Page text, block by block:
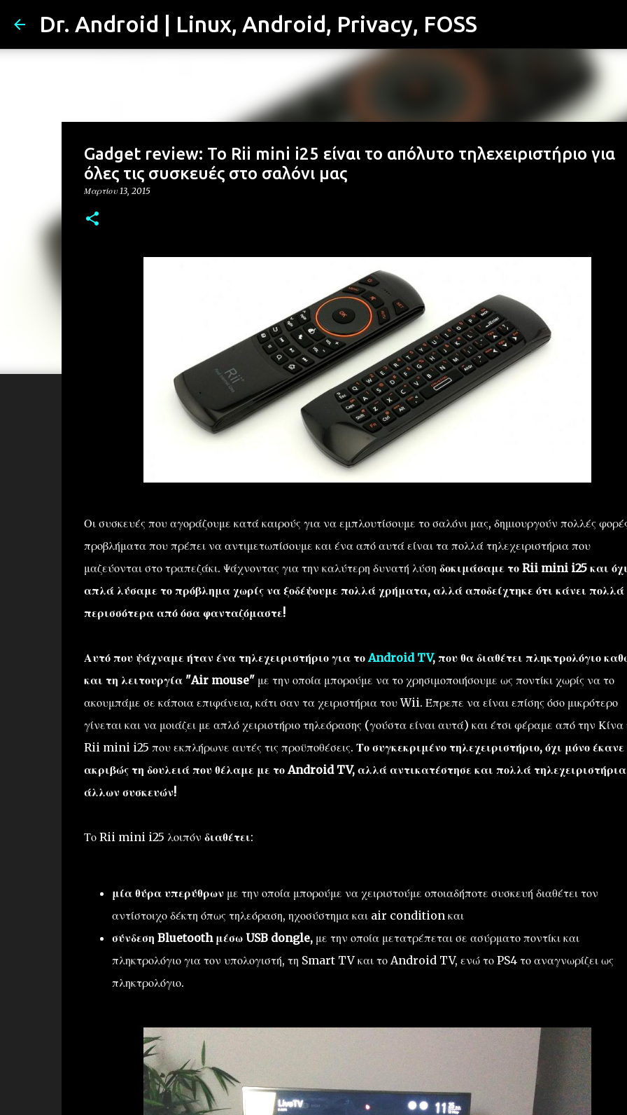
Μετάβαση στο κύριο περιεχόμενο
Dr. Android | Linux, Android, Privacy, FOSS
Gadget review: Το Rii mini i25 είναι το απόλυτο τηλεχειριστήριο για
όλες τις συσκευές στο σαλόνι μας
Μαρτίου 13, 2015
Οι συσκευές που αγοράζουμε κατά καιρούς για να εμπλουτίσουμε το σαλόνι μας, δημιουργούν πολλές
προβλήματα που πρέπει να αντιμετωπίσουμε και ένα από αυτά είναι τα πολλά τηλεχειριστήρια που
μαζεύονται στο τραπεζάκι. Ψάχνοντας για την καλύτερη δυνατή λύση δοκιμάσαμε το Rii mini i25 και όχι
απλά λύσαμε το πρόβλημα χωρίς να ξοδέψουμε πολλά χρήματα, αλλά αποδείχτηκε ότι κάνει πολλά
περισσότερα από όσα φανταζόμαστε!
Αυτό που ψάχναμε ήταν ένα τηλεχειριστήριο για τοAndroid TV, που θα διαθέτει πληκτρολόγιο
και τη λειτουργία "Air mouse"με την οποία μπορούμε να το χρησιμοποιήσουμε ως ποντίκι χωρίς να το
ακουμπάμε σε κάποια επιφάνεια, κάτι σαν τα χειριστήρια του Wii. Έπρεπε να είναι επίσης όσο μικρότερο
γίνεται και να μοιάζει με απλό χειριστήριο τηλεόρασης (γούστα είναι αυτά) και έτσι φέραμε από την Κίνα
Rii mini i25 που εκπλήρωνε αυτές τις προϋποθέσεις. Το συγκεκριμένο τηλεχειριστήριο, όχι μόνο έκανε
ακριβώς τη δουλειά που θέλαμε με το Android TV, αλλά αντικατέστησε και πολλά τηλεχειριστήρια
άλλων συσκευών!
Το Rii mini i25 λοιπόν διαθέτει:
μία θύρα υπερύθρωνμε την οποία μπορούμε να χειριστούμε οποιαδήποτε συσκευή διαθέτει τον
αντίστοιχο δέκτη όπως τηλεόραση, ηχοσύστημα και air condition και
σύνδεση Bluetooth μέσω USB dongle,με την οποία μετατρέπεται σε ασύρματο ποντίκι και
πληκτρολόγιο για τον υπολογιστή, τη Smart TV και το Android TV, ενώ το PS4 το αναγνωρίζει ως
πληκτρολόγιο.